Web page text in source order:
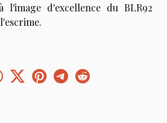
l'image d'excellence du BLR92